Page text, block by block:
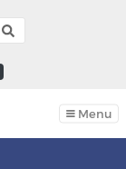
Menu